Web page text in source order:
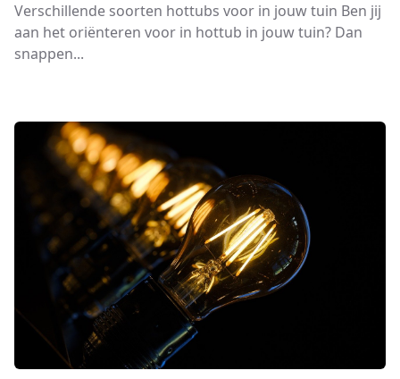
Verschillende soorten hottubs voor in jouw tuin Ben jij
aan het oriënteren voor in hottub in jouw tuin? Dan
snappen...